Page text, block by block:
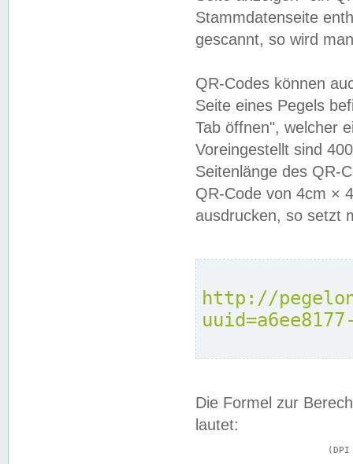
Stammdatenseite
gescannt, so wird
QR-Codes können
Seite eines Pegels
Tab öffnen", welcher
Voreingestellt sind
Seitenlänge des QR-
QR-Code von 4cm ×
ausdrucken, so setzt
http://
Die Formel zur
lautet: